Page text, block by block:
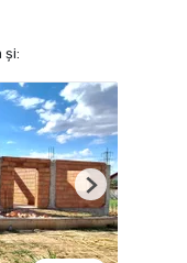
și:
Next